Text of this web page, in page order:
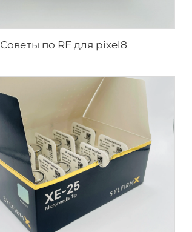
Советы по RF для pixel8